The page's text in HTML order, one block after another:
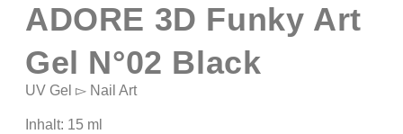
ADORE 3D Funky Art
Gel N°02 Black
UV Gel ▻ Nail Art
Inhalt: 15 ml